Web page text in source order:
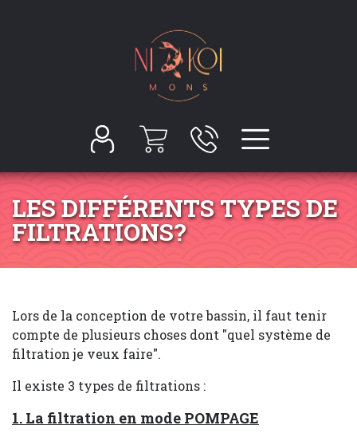
LES DIFFÉRENTS TYPES DE
FILTRATIONS?
Lors de la conception de votre bassin, il faut tenir
compte de plusieurs choses dont "quel système de
filtration je veux faire".
Il existe 3 types de filtrations :
1. La filtration en mode POMPAGE